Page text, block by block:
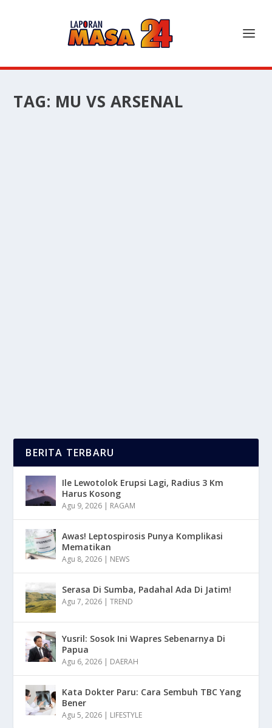
TAG: MU VS ARSENAL
BERITA TERBARU
Ile Lewotolok Erupsi Lagi, Radius 3 Km
Harus Kosong
Agu 9, 2026 | RAGAM
Awas! Leptospirosis Punya Komplikasi
Mematikan
Agu 8, 2026 | NEWS
Serasa Di Sumba, Padahal Ada Di Jatim!
Agu 7, 2026 |TREND
Yusril: Sosok Ini Wapres Sebenarnya Di
Papua
Agu 6, 2026 | DAERAH
Kata Dokter Paru: Cara Sembuh TBC Yang
Bener
Agu 5, 2026 | LIFESTYLE